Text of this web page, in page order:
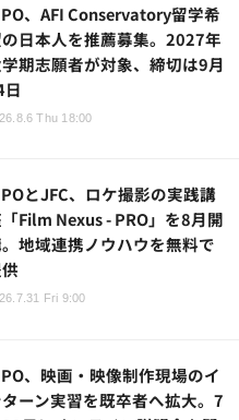
、AFI Conservatory留学希
日本人を推薦募集。2027年
期志願者が対象、締切は9月
Thu 18:00
とJFC、ロケ撮影の実践講
Film Nexus - PRO」を8月開
地域連携ノウハウを無料で
Fri 9:00
、映画・映像制作現場のイ
ターン実習を既卒者へ拡大。7